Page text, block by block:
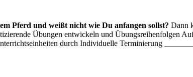
Pferd und weißt nicht wie Du anfangen sollst? Dann
Übungen entwickeln und Übungsreihenfolgen
durch Individuelle Terminierung